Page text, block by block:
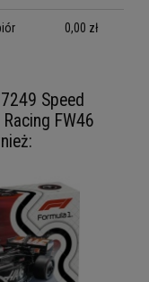
0,00 zł
Speed
FW46